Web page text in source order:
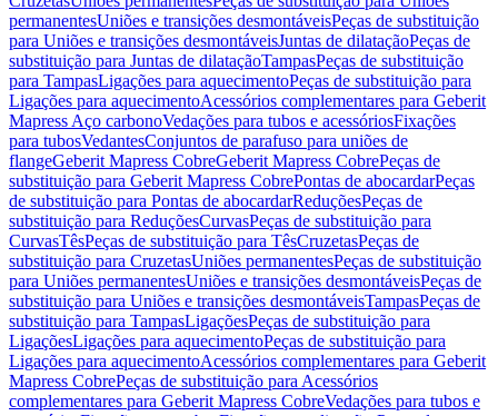
permanentesUniões e transições desmontáveisPeças de substituição
para Uniões e transições desmontáveisJuntas de dilataçãoPeças de
substituição para Juntas de dilataçãoTampasPeças de substituição
para TampasLigações para aquecimentoPeças de substituição para
Ligações para aquecimentoAcessórios complementares para Geberit
Mapress Aço carbonoVedações para tubos e acessóriosFixações
para tubosVedantesConjuntos de parafuso para uniões de
flangeGeberit Mapress CobreGeberit Mapress CobrePeças de
substituição para Geberit Mapress CobrePontas de abocardarPeças
de substituição para Pontas de abocardarReduçõesPeças de
substituição para ReduçõesCurvasPeças de substituição para
CurvasTêsPeças de substituição para TêsCruzetasPeças de
substituição para CruzetasUniões permanentesPeças de substituição
para Uniões permanentesUniões e transições desmontáveisPeças de
substituição para Uniões e transições desmontáveisTampasPeças de
substituição para TampasLigaçõesPeças de substituição para
LigaçõesLigações para aquecimentoPeças de substituição para
Ligações para aquecimentoAcessórios complementares para Geberit
Mapress CobrePeças de substituição para Acessórios
complementares para Geberit Mapress CobreVedações para tubos e